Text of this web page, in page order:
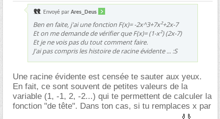
Envoyé par Ares_Deus
Ben en faite, j'ai une fonction F(x)= -2x^3+7x²+2x-7
Et on me demande de vérifier que F(x)= (1-x²) (2x-7)
Et je ne vois pas du tout comment faire.
J'ai pas compris les histoire de racine évidente ... :S
Une racine évidente est censée te sauter aux yeux.
En fait, ce sont souvent de petites valeurs de la
variable (1, -1, 2, -2...) qui te permettent de calculer la
fonction "de tête". Dans ton cas, si tu remplaces x par